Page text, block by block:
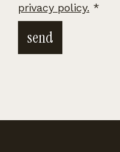
privacy policy. *
send